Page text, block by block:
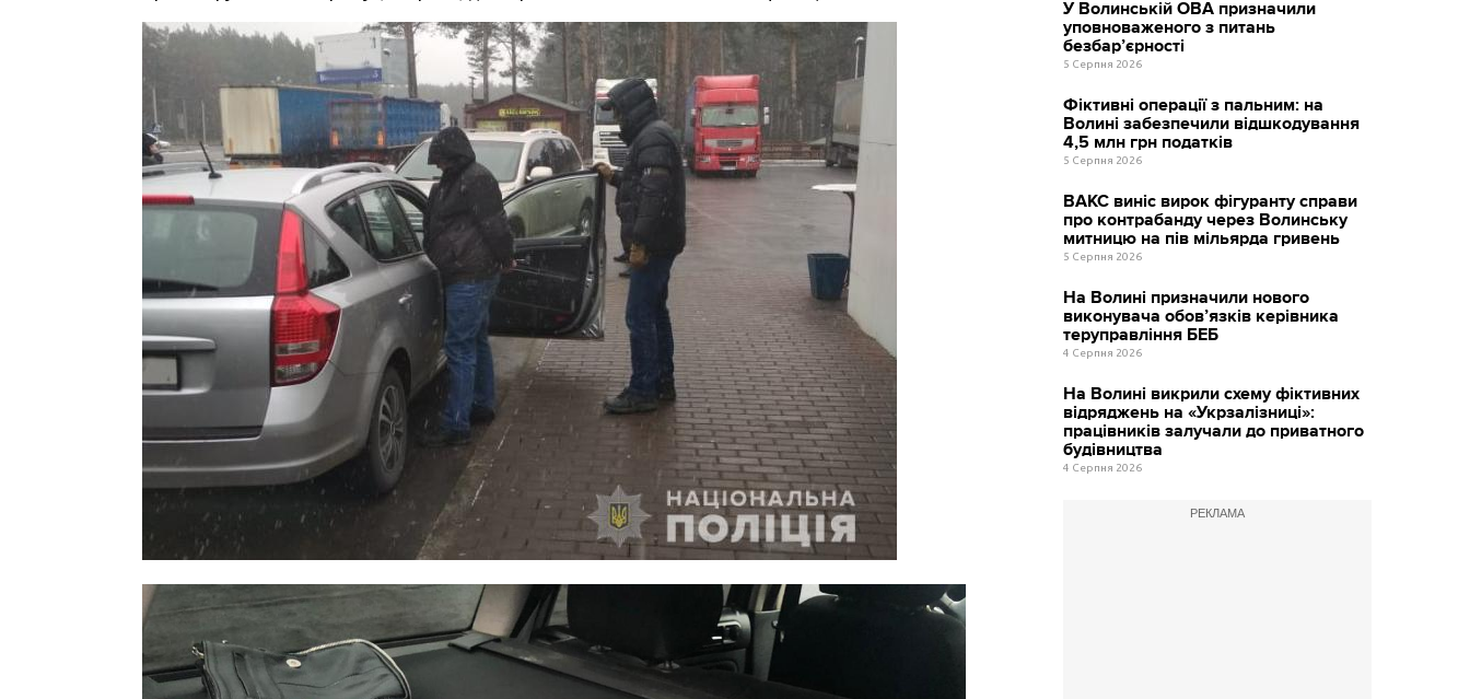
У Волинській ОВА призначили
уповноваженого з питань
безбар’єрності
5 Серпня 2026
Фіктивні операції з пальним: на
Волині забезпечили відшкодування
4,5 млн грн податків
5 Серпня 2026
ВАКС виніс вирок фігуранту справи
про контрабанду через Волинську
митницю на пів мільярда гривень
5 Серпня 2026
На Волині призначили нового
виконувача обов’язків керівника
теруправління БЕБ
4 Серпня 2026
На Волині викрили схему фіктивних
відряджень на «Укрзалізниці»:
працівників залучали до приватного
будівництва
4 Серпня 2026
РЕКЛАМА